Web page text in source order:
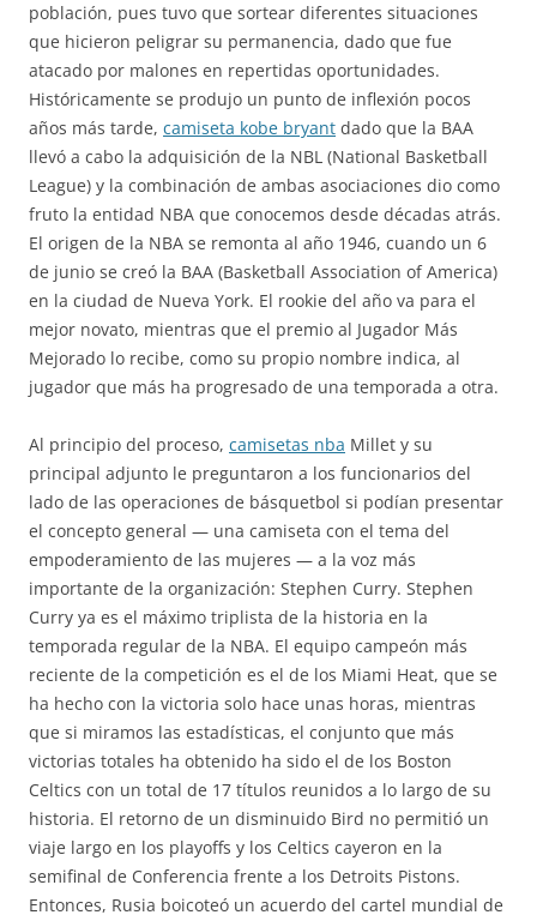
población, pues tuvo que sortear diferentes situaciones
que hicieron peligrar su permanencia, dado que fue
atacado por malones en repertidas oportunidades.
Históricamente se produjo un punto de inflexión pocos
años más tarde, camiseta kobe bryant dado que la BAA
llevó a cabo la adquisición de la NBL (National Basketball
League) y la combinación de ambas asociaciones dio como
fruto la entidad NBA que conocemos desde décadas atrás.
El origen de la NBA se remonta al año 1946, cuando un 6
de junio se creó la BAA (Basketball Association of America)
en la ciudad de Nueva York. El rookie del año va para el
mejor novato, mientras que el premio al Jugador Más
Mejorado lo recibe, como su propio nombre indica, al
jugador que más ha progresado de una temporada a otra.
Al principio del proceso, camisetas nba Millet y su
principal adjunto le preguntaron a los funcionarios del
lado de las operaciones de básquetbol si podían presentar
el concepto general — una camiseta con el tema del
empoderamiento de las mujeres — a la voz más
importante de la organización: Stephen Curry. Stephen
Curry ya es el máximo triplista de la historia en la
temporada regular de la NBA. El equipo campeón más
reciente de la competición es el de los Miami Heat, que se
ha hecho con la victoria solo hace unas horas, mientras
que si miramos las estadísticas, el conjunto que más
victorias totales ha obtenido ha sido el de los Boston
Celtics con un total de 17 títulos reunidos a lo largo de su
historia. El retorno de un disminuido Bird no permitió un
viaje largo en los playoffs y los Celtics cayeron en la
semifinal de Conferencia frente a los Detroits Pistons.
Entonces, Rusia boicoteó un acuerdo del cartel mundial de